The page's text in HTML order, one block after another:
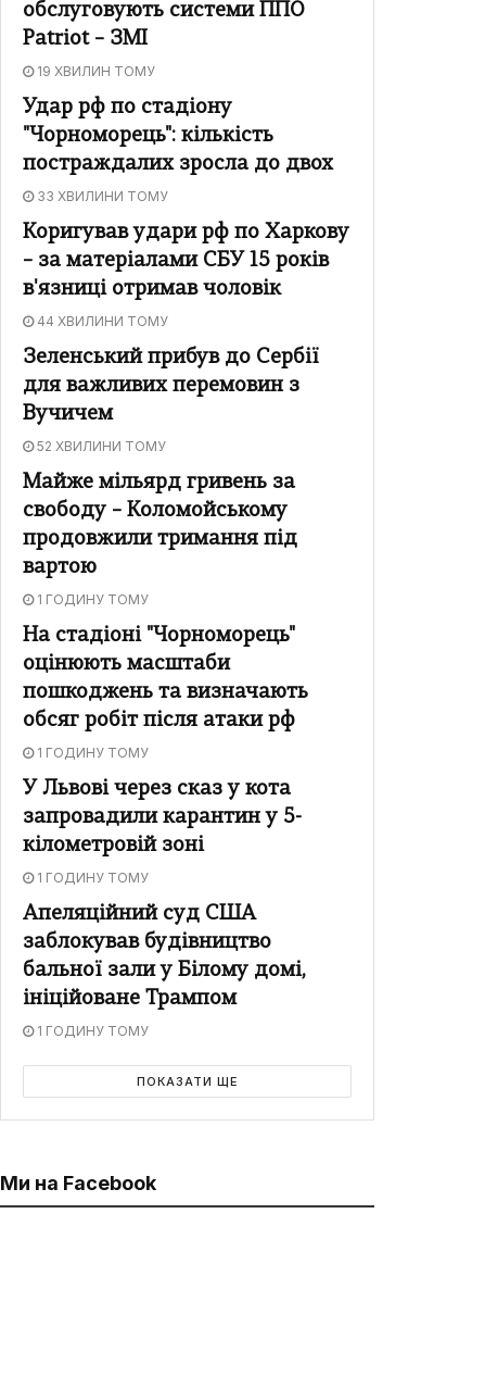
обслуговують системи ППО
Patriot – ЗМІ
19 ХВИЛИН ТОМУ
Удар рф по стадіону
"Чорноморець": кількість
постраждалих зросла до двох
33 ХВИЛИНИ ТОМУ
Коригував удари рф по Харкову
– за матеріалами СБУ 15 років
в'язниці отримав чоловік
44 ХВИЛИНИ ТОМУ
Зеленський прибув до Сербії
для важливих перемовин з
Вучичем
52 ХВИЛИНИ ТОМУ
Майже мільярд гривень за
свободу – Коломойському
продовжили тримання під
вартою
1 ГОДИНУ ТОМУ
На стадіоні "Чорноморець"
оцінюють масштаби
пошкоджень та визначають
обсяг робіт після атаки рф
1 ГОДИНУ ТОМУ
У Львові через сказ у кота
запровадили карантин у 5-
кілометровій зоні
1 ГОДИНУ ТОМУ
Апеляційний суд США
заблокував будівництво
бальної зали у Білому домі,
ініційоване Трампом
1 ГОДИНУ ТОМУ
ПОКАЗАТИ ЩЕ
Ми на Facebook